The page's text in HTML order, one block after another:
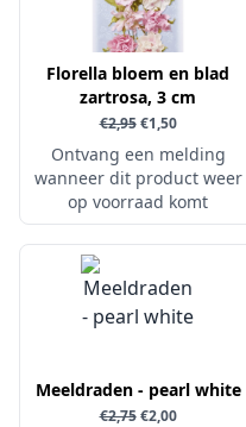
Nuvo
Overige
Paper Boutique
Paperfuel
Papers for You
Piatek13
Precious Marieke
Prills
Ranger
Florella bloem en blad
zartrosa, 3 cm
€2,95€1,50
Ontvang een melding
wanneer dit product weer
op voorraad komt
Meeldraden - pearl white
€2,75€2,00